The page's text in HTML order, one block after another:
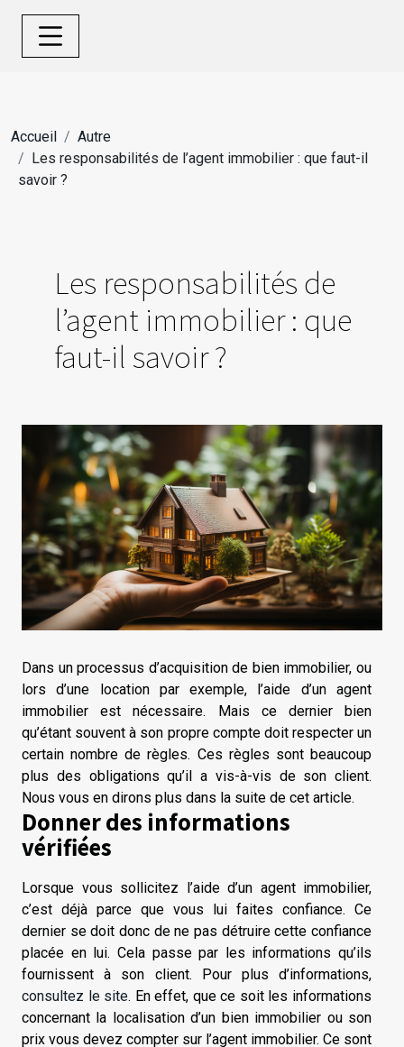
Accueil
Autre
Les responsabilités de l’agent immobilier : que faut-il
savoir ?
Les responsabilités de
l’agent immobilier : que
faut-il savoir ?
Dans un processus d’acquisition de bien immobilier, ou
lors d’une location par exemple, l’aide d’un agent
immobilier est nécessaire. Mais ce dernier bien
qu’étant souvent à son propre compte doit respecter un
certain nombre de règles. Ces règles sont beaucoup
plus des obligations qu’il a vis-à-vis de son client.
Nous vous en dirons plus dans la suite de cet article.
Donner des informations
vérifiées
Lorsque vous sollicitez l’aide d’un agent immobilier,
c’est déjà parce que vous lui faites confiance. Ce
dernier se doit donc de ne pas détruire cette confiance
placée en lui. Cela passe par les informations qu’ils
fournissent à son client. Pour plus d’informations,
consultez le site. En effet, que ce soit les informations
concernant la localisation d’un bien immobilier ou son
prix vous devez compter sur l’agent immobilier. Ce sont